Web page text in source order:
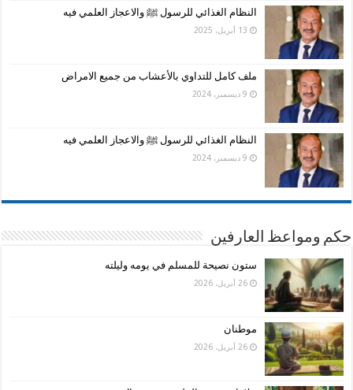
النظام الغذائي للرسول ﷺ والاعجاز العلمي فيه
13 أبريل، 2025
ملف كامل للتداوي بالأعشاب من جميع الامراض
9 ديسمبر، 2024
النظام الغذائي للرسول ﷺ والاعجاز العلمي فيه
9 ديسمبر، 2024
حكم ومواعظ العارفين
ستون نصيحة للمسلم في يومه وليلته
26 أبريل، 2026
موطنان
26 أبريل، 2026